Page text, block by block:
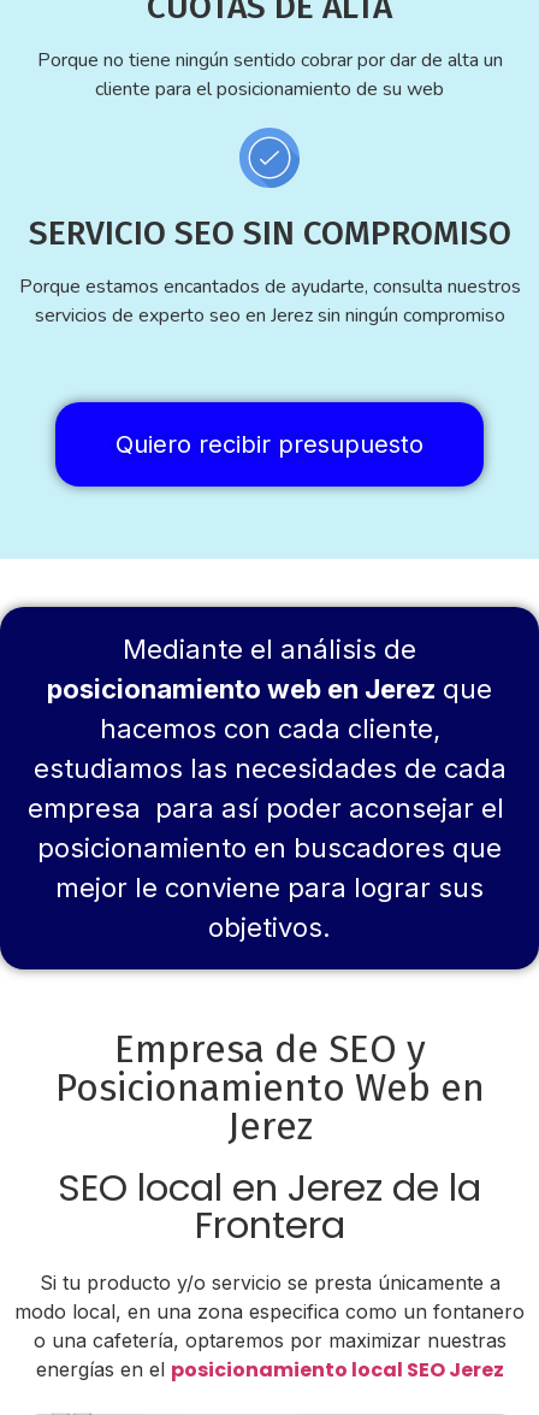
Porque no tiene ningún sentido cobrar por dar de alta un
cliente para el posicionamiento de su web
SERVICIO SEO SIN COMPROMISO
Porque estamos encantados de ayudarte, consulta nuestros
servicios de experto seo en Jerez sin ningún compromiso
Quiero recibir presupuesto
Mediante el análisis de
posicionamiento web en Jerez que
hacemos con cada cliente,
estudiamos las necesidades de cada
empresa para así poder aconsejar el
posicionamiento en buscadores que
mejor le conviene para lograr sus
objetivos.
Empresa de SEO y
Posicionamiento Web en
Jerez
SEO local en Jerez de la
Frontera
Si tu producto y/o servicio se presta únicamente a
modo local, en una zona especifica como un fontanero
o una cafetería, optaremos por maximizar nuestras
energías en el posicionamiento local SEO Jerez